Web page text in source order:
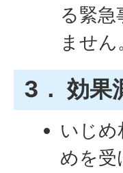
る緊
ませ
3． 効果
いじ
めを受